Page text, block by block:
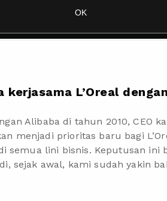
kerjasama L’Oreal
Alibaba di tahun 2010, CEO
menjadi prioritas baru bagi
semua lini bisnis. Keputusan ini
sejak awal, kami sudah yakin